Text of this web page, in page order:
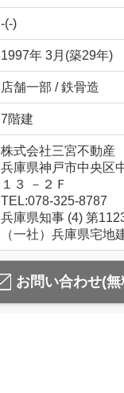
-(-)
1997年 3月(築29年)
店舗一部 / 鉄骨造
7階建
株式会社三宮不動産
兵庫県神戸市中央区
１３ －２Ｆ
TEL:078-325-8787
兵庫県知事 (4) 第
（一社）兵庫県宅地
お問い合わせ(無